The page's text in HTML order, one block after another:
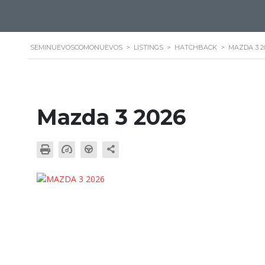
SEMINUEVOSCOMONUEVOS > LISTINGS > HATCHBACK > MAZDA 3
Mazda 3 2026